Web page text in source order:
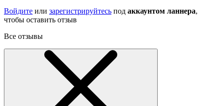
Войдите или зарегистрируйтесь под аккаунтом ланнера,
чтобы оставить отзыв
Все отзывы